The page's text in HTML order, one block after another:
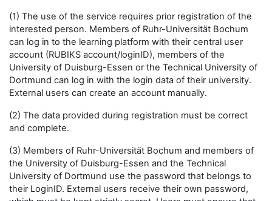
(1) The use of the service requires prior registration of the
interested person. Members of Ruhr-Universität Bochum
can log in to the learning platform with their central user
account (RUBIKS account/loginID), members of the
University of Duisburg-Essen or the Technical University of
Dortmund can log in with the login data of their university.
External users can create an account manually.
(2) The data provided during registration must be correct
and complete.
(3) Members of Ruhr-Universität Bochum and members of
the University of Duisburg-Essen and the Technical
University of Dortmund use the password that belongs to
their LoginID. External users receive their own password,